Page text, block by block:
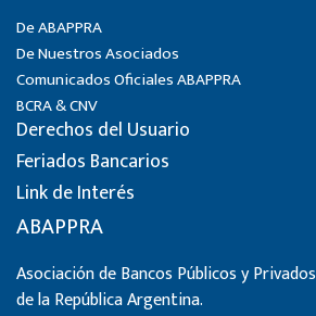
De ABAPPRA
De Nuestros Asociados
Comunicados Oficiales ABAPPRA
BCRA & CNV
Derechos del Usuario
Feriados Bancarios
Link de Interés
ABAPPRA
Asociación de Bancos Públicos y Privados
de la República Argentina.